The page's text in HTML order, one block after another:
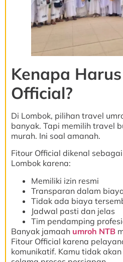
Kenapa
Official?
Di Lombok, pilihan travel
banyak. Tapi memilih travel
murah. Ini soal amanah.
Fitour Official dikenal
Lombok karena:
Memiliki izin resmi
Transparan dalam
Tidak ada biaya
Jadwal pasti dan jelas
Tim pendamping
Banyak jamaah umroh NTB
Fitour Official karena
komunikatif. Kamu tidak